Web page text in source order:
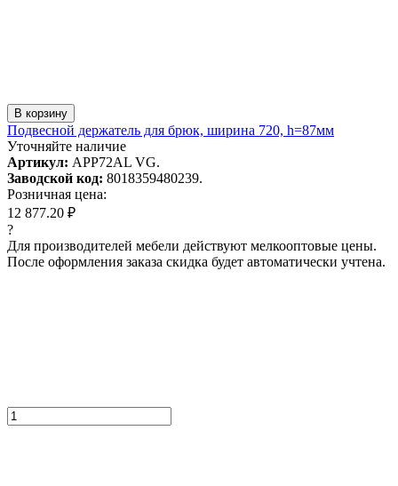
В корзину
Подвесной держатель для брюк, ширина 720, h=87мм
Уточняйте наличие
Артикул: APP72AL VG.
Заводской код: 8018359480239.
Розничная цена:
12 877.20 ₽
?
Для производителей мебели действуют мелкооптовые цены.
После оформления заказа скидка будет автоматически учтена.